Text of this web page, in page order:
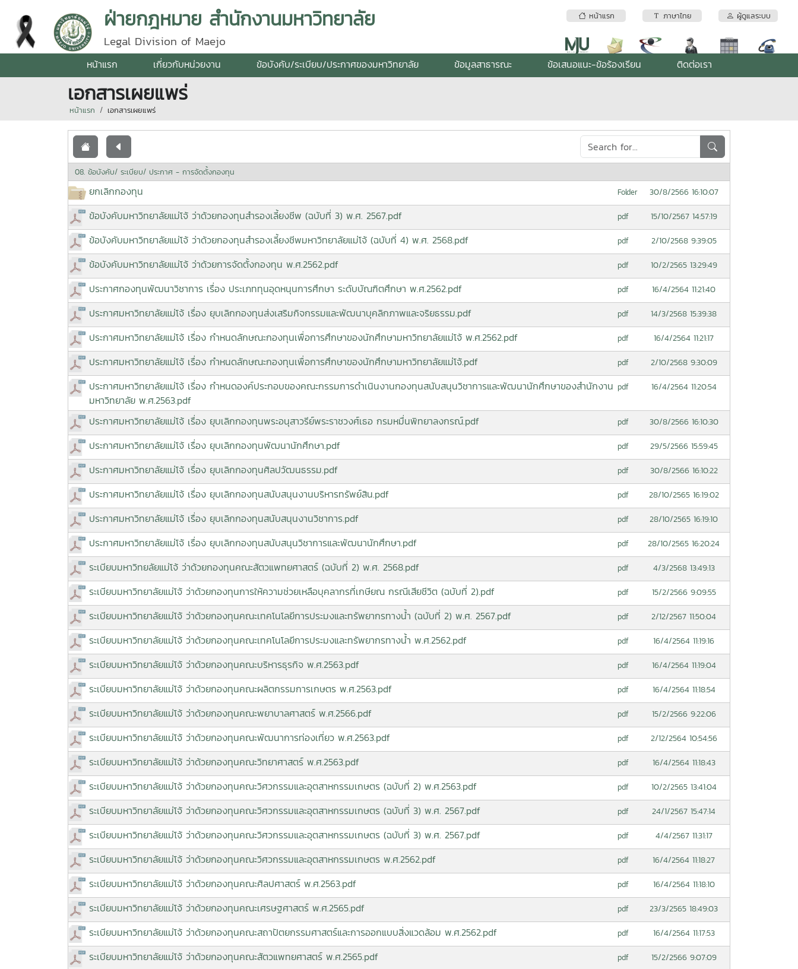
หน้าแรก ภาษาไทย ผู้ดูแลระบบ
ฝ่ายกฎหมาย สำนักงานมหาวิทยาลัย
Legal Division of Maejo
หน้าแรก เกี่ยวกับหน่วยงาน ข้อบังคับ/ระเบียบ/ประกาศของมหาวิทยาลัย ข้อมูลสาธารณะ ข้อเสนอแนะ-ข้อร้องเรียน ติดต่อเรา
เอกสารเผยแพร่
หน้าแรก เอกสารเผยแพร่
08. ข้อบังคับ/ ระเบียบ/ ประกาศ - การจัดตั้งกองทุน
ยกเลิกกองทุน Folder 30/8/2566 16:10:07
ข้อบังคับมหาวิทยาลัยแม่โจ้ ว่าด้วยกองทุนสำรองเลี้ยงชีพ (ฉบับที่ 3) พ.ศ. 2567.pdf pdf 15/10/2567 14:57:19
ข้อบังคับมหาวิทยาลัยแม่โจ้ ว่าด้วยกองทุนสำรองเลี้ยงชีพมหาวิทยาลัยแม่โจ้ (ฉบับที่ 4) พ.ศ. 2568.pdf pdf 2/10/2568 9:39:05
ข้อบังคับมหาวิทยาลัยแม่โจ้ ว่าด้วยการจัดตั้งกองทุน พ.ศ.2562.pdf pdf 10/2/2565 13:29:49
ประกาศกองทุนพัฒนาวิชาการ เรื่อง ประเภททุนอุดหนุนการศึกษา ระดับบัณฑิตศึกษา พ.ศ.2562.pdf pdf 16/4/2564 11:21:40
ประกาศมหาวิทยาลัยแม่โจ้ เรื่อง ยุบเลิกกองทุนส่งเสริมกิจกรรมและพัฒนาบุคลิกภาพและจริยธรรม.pdf pdf 14/3/2568 15:39:38
ประกาศมหาวิทยาลัยแม่โจ้ เรื่อง กำหนดลักษณะกองทุนเพื่อการศึกษาของนักศึกษามหาวิทยาลัยแม่โจ้ พ.ศ.2562.pdf pdf 16/4/2564 11:21:17
ประกาศมหาวิทยาลัยแม่โจ้ เรื่อง กำหนดลักษณะกองทุนเพื่อการศึกษาของนักศึกษามหาวิทยาลัยแม่โจ้.pdf pdf 2/10/2568 9:30:09
ประกาศมหาวิทยาลัยแม่โจ้ เรื่อง กำหนดองค์ประกอบของคณะกรรมการดำเนินงานกองทุนสนับสนุนวิชาการและพัฒนานักศึกษาของสำนักงาน
มหาวิทยาลัย พ.ศ.2563.pdf
pdf 16/4/2564 11:20:54
ประกาศมหาวิทยาลัยแม่โจ้ เรื่อง ยุบเลิกกองทุนพระอนุสาวรีย์พระราชวงศ์เธอ กรมหมื่นพิทยาลงกรณ์.pdf pdf 30/8/2566 16:10:30
ประกาศมหาวิทยาลัยแม่โจ้ เรื่อง ยุบเลิกกองทุนพัฒนานักศึกษา.pdf pdf 29/5/2566 15:59:45
ประกาศมหาวิทยาลัยแม่โจ้ เรื่อง ยุบเลิกกองทุนศิลปวัฒนธรรม.pdf pdf 30/8/2566 16:10:22
ประกาศมหาวิทยาลัยแม่โจ้ เรื่อง ยุบเลิกกองทุนสนับสนุนงานบริหารทรัพย์สิน.pdf pdf 28/10/2565 16:19:02
ประกาศมหาวิทยาลัยแม่โจ้ เรื่อง ยุบเลิกกองทุนสนับสนุนงานวิชาการ.pdf pdf 28/10/2565 16:19:10
ประกาศมหาวิทยาลัยแม่โจ้ เรื่อง ยุบเลิกกองทุนสนับสนุนวิชาการและพัฒนานักศึกษา.pdf pdf 28/10/2565 16:20:24
ระเบียบมหาวิทยลัยแม่โจ้ ว่าด้วยกองทุนคณะสัตวแพทยศาสตร์ (ฉบับที่ 2) พ.ศ. 2568.pdf pdf 4/3/2568 13:49:13
ระเบียบมหาวิทยาลัยแม่โจ้ ว่าด้วยกองทุนการให้ความช่วยเหลือบุคลากรที่เกษียณ กรณีเสียชีวิต (ฉบับที่ 2).pdf pdf 15/2/2566 9:09:55
ระเบียบมหาวิทยาลัยแม่โจ้ ว่าด้วยกองทุนคณะเทคโนโลยีการประมงและทรัพยากรทางน้ำ (ฉบับที่ 2) พ.ศ. 2567.pdf pdf 2/12/2567 11:50:04
ระเบียบมหาวิทยาลัยแม่โจ้ ว่าด้วยกองทุนคณะเทคโนโลยีการประมงและทรัพยากรทางน้ำ พ.ศ.2562.pdf pdf 16/4/2564 11:19:16
ระเบียบมหาวิทยาลัยแม่โจ้ ว่าด้วยกองทุนคณะบริหารธุรกิจ พ.ศ.2563.pdf pdf 16/4/2564 11:19:04
ระเบียบมหาวิทยาลัยแม่โจ้ ว่าด้วยกองทุนคณะผลิตกรรมการเกษตร พ.ศ.2563.pdf pdf 16/4/2564 11:18:54
ระเบียบมหาวิทยาลัยแม่โจ้ ว่าด้วยกองทุนคณะพยาบาลศาสตร์ พ.ศ.2566.pdf pdf 15/2/2566 9:22:06
ระเบียบมหาวิทยาลัยแม่โจ้ ว่าด้วยกองทุนคณะพัฒนาการท่องเที่ยว พ.ศ.2563.pdf pdf 2/12/2564 10:54:56
ระเบียบมหาวิทยาลัยแม่โจ้ ว่าด้วยกองทุนคณะวิทยาศาสตร์ พ.ศ.2563.pdf pdf 16/4/2564 11:18:43
ระเบียบมหาวิทยาลัยแม่โจ้ ว่าด้วยกองทุนคณะวิศวกรรมและอุตสาหกรรมเกษตร (ฉบับที่ 2) พ.ศ.2563.pdf pdf 10/2/2565 13:41:04
ระเบียบมหาวิทยาลัยแม่โจ้ ว่าด้วยกองทุนคณะวิศวกรรมและอุตสาหกรรมเกษตร (ฉบับที่ 3) พ.ศ. 2567.pdf pdf 24/1/2567 15:47:14
ระเบียบมหาวิทยาลัยแม่โจ้ ว่าด้วยกองทุนคณะวิศวกรรมและอุตสาหกรรมเกษตร (ฉบับที่ 3) พ.ศ. 2567.pdf pdf 4/4/2567 11:31:17
ระเบียบมหาวิทยาลัยแม่โจ้ ว่าด้วยกองทุนคณะวิศวกรรมและอุตสาหกรรมเกษตร พ.ศ.2562.pdf pdf 16/4/2564 11:18:27
ระเบียบมหาวิทยาลัยแม่โจ้ ว่าด้วยกองทุนคณะศิลปศาสตร์ พ.ศ.2563.pdf pdf 16/4/2564 11:18:10
ระเบียบมหาวิทยาลัยแม่โจ้ ว่าด้วยกองทุนคณะเศรษฐศาสตร์ พ.ศ.2565.pdf pdf 23/3/2565 18:49:03
ระเบียบมหาวิทยาลัยแม่โจ้ ว่าด้วยกองทุนคณะสถาปัตยกรรมศาสตร์และการออกแบบสิ่งแวดล้อม พ.ศ.2562.pdf pdf 16/4/2564 11:17:53
ระเบียบมหาวิทยาลัยแม่โจ้ ว่าด้วยกองทุนคณะสัตวแพทยศาสตร์ พ.ศ.2565.pdf pdf 15/2/2566 9:07:09